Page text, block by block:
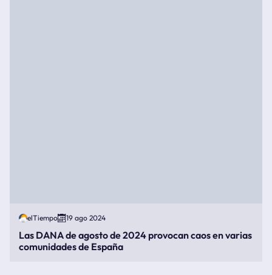
elTiempo 19 ago 2024
Las DANA de agosto de 2024 provocan caos en varias
comunidades de España